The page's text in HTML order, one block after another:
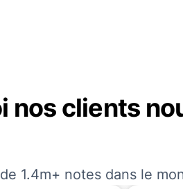
nos clients
1.4m+ notes dans le